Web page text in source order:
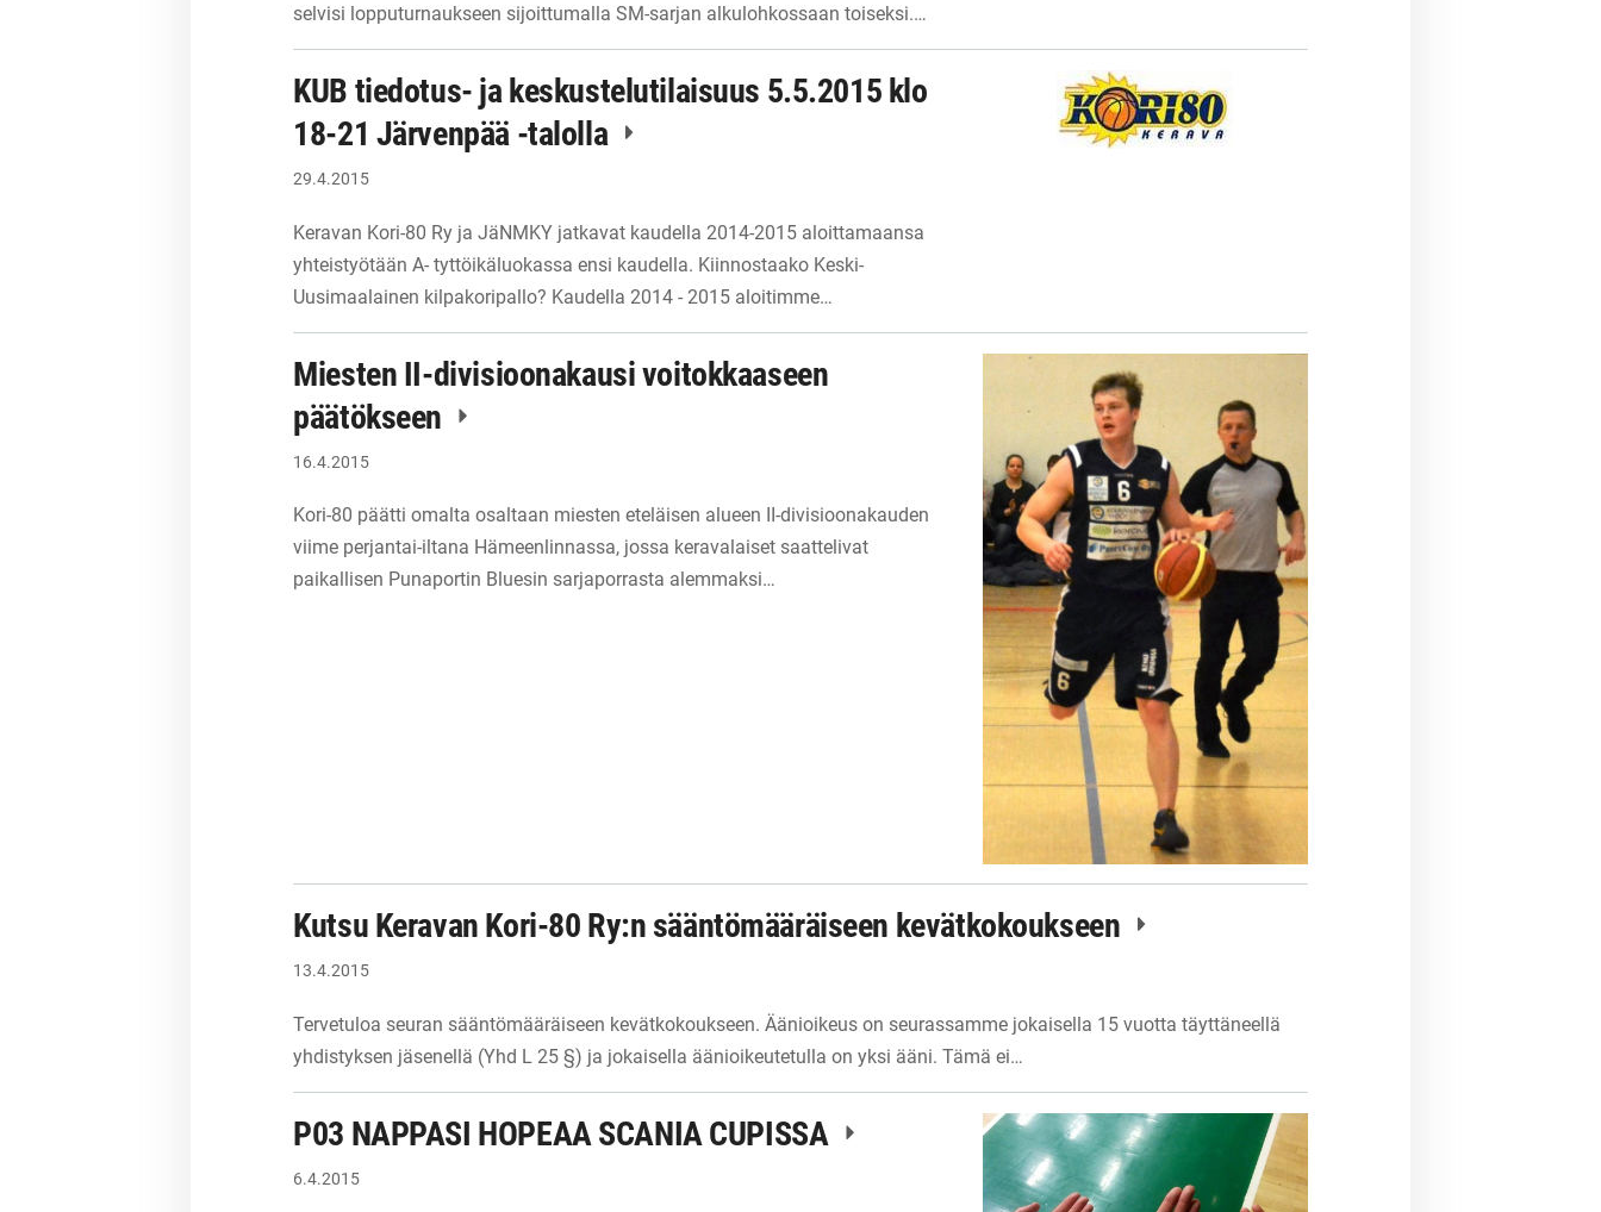
selvisi lopputurnaukseen sijoittumalla SM-sarjan alkulohkossaan toiseksi.…
KUB tiedotus- ja keskustelutilaisuus 5.5.2015 klo
18-21 Järvenpää -talolla
29.4.2015
Keravan Kori-80 Ry ja JäNMKY jatkavat kaudella 2014-2015 aloittamaansa
yhteistyötään A- tyttöikäluokassa ensi kaudella. Kiinnostaako Keski-
Uusimaalainen kilpakoripallo? Kaudella 2014 - 2015 aloitimme…
Miesten II-divisioonakausi voitokkaaseen
päätökseen
16.4.2015
Kori-80 päätti omalta osaltaan miesten eteläisen alueen II-divisioonakauden
viime perjantai-iltana Hämeenlinnassa, jossa keravalaiset saattelivat
paikallisen Punaportin Bluesin sarjaporrasta alemmaksi…
Kutsu Keravan Kori-80 Ry:n sääntömääräiseen kevätkokoukseen
13.4.2015
Tervetuloa seuran sääntömääräiseen kevätkokoukseen. Äänioikeus on seurassamme jokaisella 15 vuotta täyttäneellä
yhdistyksen jäsenellä (Yhd L 25 §) ja jokaisella äänioikeutetulla on yksi ääni. Tämä ei…
P03 NAPPASI HOPEAA SCANIA CUPISSA
6.4.2015